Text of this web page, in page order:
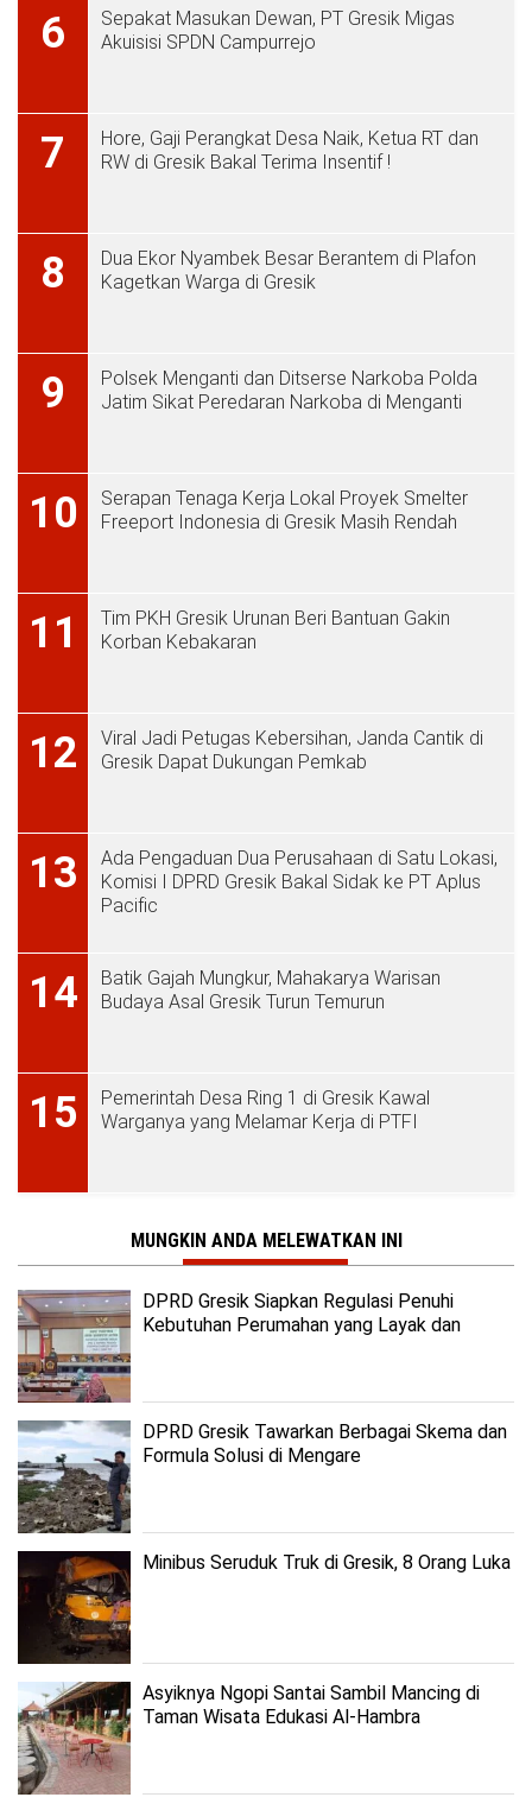
6
Sepakat Masukan Dewan, PT Gresik Migas
Akuisisi SPDN Campurrejo
7
Hore, Gaji Perangkat Desa Naik, Ketua RT dan
RW di Gresik Bakal Terima Insentif !
8
Dua Ekor Nyambek Besar Berantem di Plafon
Kagetkan Warga di Gresik
9
Polsek Menganti dan Ditserse Narkoba Polda
Jatim Sikat Peredaran Narkoba di Menganti
10
Serapan Tenaga Kerja Lokal Proyek Smelter
Freeport Indonesia di Gresik Masih Rendah
11
Tim PKH Gresik Urunan Beri Bantuan Gakin
Korban Kebakaran
12
Viral Jadi Petugas Kebersihan, Janda Cantik di
Gresik Dapat Dukungan Pemkab
13
Ada Pengaduan Dua Perusahaan di Satu Lokasi,
Komisi I DPRD Gresik Bakal Sidak ke PT Aplus
Pacific
14
Batik Gajah Mungkur, Mahakarya Warisan
Budaya Asal Gresik Turun Temurun
15
Pemerintah Desa Ring 1 di Gresik Kawal
Warganya yang Melamar Kerja di PTFI
MUNGKIN ANDA MELEWATKAN INI
DPRD Gresik Siapkan Regulasi Penuhi
Kebutuhan Perumahan yang Layak dan
DPRD Gresik Tawarkan Berbagai Skema dan
Formula Solusi di Mengare
Minibus Seruduk Truk di Gresik, 8 Orang Luka
Asyiknya Ngopi Santai Sambil Mancing di
Taman Wisata Edukasi Al-Hambra